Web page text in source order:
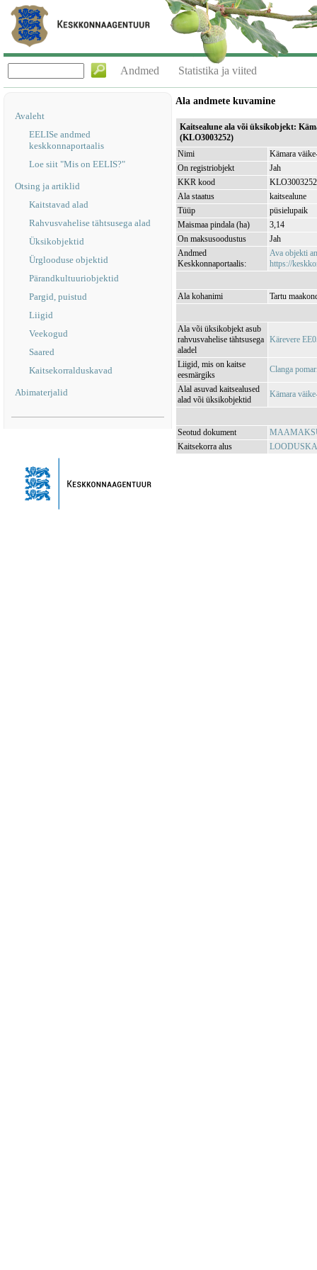
Andmed Statistika ja viited
Avaleht
EELISe andmed
keskkonnaportaalis
Loe siit "Mis on EELIS?"
Otsing ja artiklid
Kaitstavad alad
Rahvusvahelise tähtsusega alad
Üksikobjektid
Ürglooduse objektid
Pärandkultuuriobjektid
Pargid, puistud
Liigid
Veekogud
Saared
Kaitsekorralduskavad
Abimaterjalid
Ala andmete kuvamine
Kaitsealune ala või üksikobjekt:
(KLO3003252)
Nimi
Kämara
On registriobjekt
Jah
KKR kood
KLO3003252
Ala staatus
kaitsealune
Tüüp
püsielupaik
Maismaa pindala (ha)
3,14
On maksusoodustus
Jah
Andmed
Keskkonnaportaalis:
Ava objekti
https://
Ala kohanimi Tartu
Ala või üksikobjekt asub
rahvusvahelise tähtsusega
aladel
Kärevere
Liigid, mis on kaitse
eesmärgiks
Clanga
Alal asuvad kaitsealused
alad või üksikobjektid
Kämara
Seotud dokument
Kaitsekorra alus